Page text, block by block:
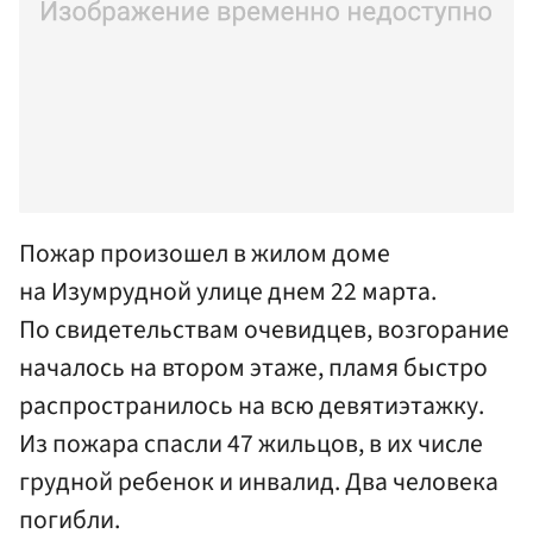
Пожар произошел в жилом доме
на Изумрудной улице днем 22 марта.
По свидетельствам очевидцев, возгорание
началось на втором этаже, пламя быстро
распространилось на всю девятиэтажку.
Из пожара спасли 47 жильцов, в их числе
грудной ребенок и инвалид. Два человека
погибли.